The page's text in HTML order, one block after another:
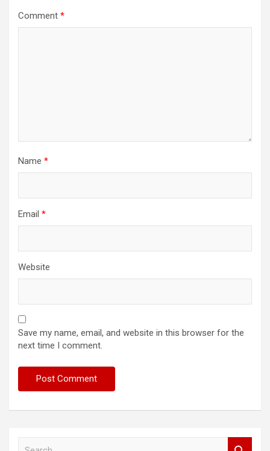
Comment *
Name *
Email *
Website
Save my name, email, and website in this browser for the
next time I comment.